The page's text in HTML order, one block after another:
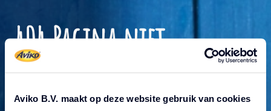
Aviko B.V. maakt op deze website gebruik van cookies
404 Pagina niet
gevonden